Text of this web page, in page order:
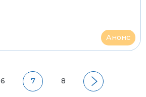
Анонс
6 7 8